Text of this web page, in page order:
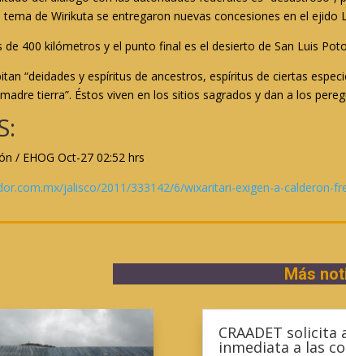
tema de Wirikuta se entregaron nuevas concesiones en el ejido
de 400 kilómetros y el punto final es el desierto de San Luis
“deidades y espíritus de ancestros, espíritus de ciertas
tierra”. Éstos viven en los sitios sagrados y dan a los
/ EHOG Oct-27 02:52 hrs
jalisco/2011/333142/6/wixaritari-exigen-a-calderon-
Más
CRAADET solicita
inmediata a las